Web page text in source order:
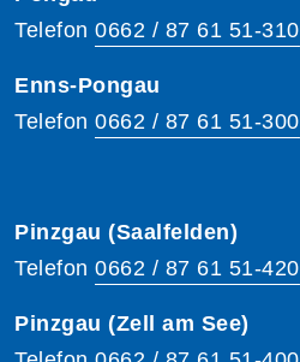
Telefon 0662 / 87 61 51-310
Enns-Pongau
Telefon 0662 / 87 61 51-300
Pinzgau (Saalfelden)
Telefon 0662 / 87 61 51-420
Pinzgau (Zell am See)